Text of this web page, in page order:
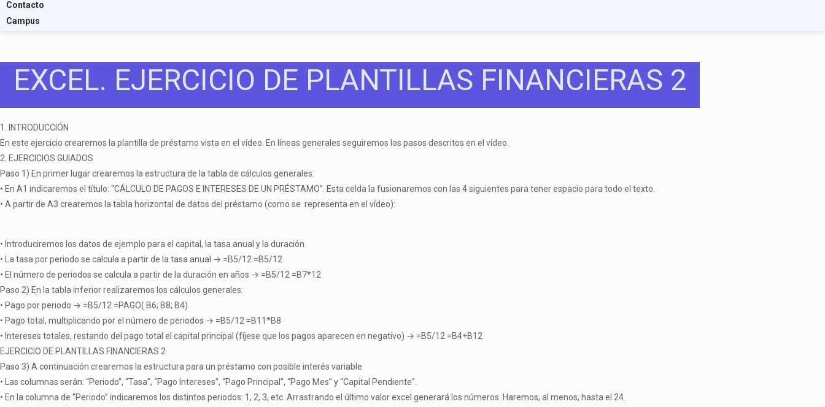
Contacto
Campus
EXCEL. EJERCICIO DE PLANTILLAS FINANCIERAS 2
1. INTRODUCCIÓN
En este ejercicio crearemos la plantilla de préstamo vista en el vídeo. En líneas generales seguiremos los pasos descritos en el vídeo.
2. EJERCICIOS GUIADOS
Paso 1) En primer lugar crearemos la estructura de la tabla de cálculos generales:
• En A1 indicaremos el título: “CÁLCULO DE PAGOS E INTERESES DE UN PRÉSTAMO”. Esta celda la fusionaremos con las 4 siguientes para tener espacio para todo el texto.
• A partir de A3 crearemos la tabla horizontal de datos del préstamo (como se representa en el vídeo):
• Introduciremos los datos de ejemplo para el capital, la tasa anual y la duración.
• La tasa por periodo se calcula a partir de la tasa anual → =B5/12 =B5/12
• El número de periodos se calcula a partir de la duración en años → =B5/12 =B7*12
Paso 2) En la tabla inferior realizaremos los cálculos generales:
• Pago por periodo → =B5/12 =PAGO( B6; B8; B4)
• Pago total, multiplicando por el número de periodos → =B5/12 =B11*B8
• Intereses totales, restando del pago total el capital principal (fíjese que los pagos aparecen en negativo) → =B5/12 =B4+B12
EJERCICIO DE PLANTILLAS FINANCIERAS 2
Paso 3) A continuación crearemos la estructura para un préstamo con posible interés variable.
• Las columnas serán: “Periodo”, “Tasa”, “Pago Intereses”, “Pago Principal”, “Pago Mes” y “Capital Pendiente”.
• En la columna de “Periodo” indicaremos los distintos periodos: 1, 2, 3, etc. Arrastrando el último valor excel generará los números. Haremos, al menos, hasta el 24.